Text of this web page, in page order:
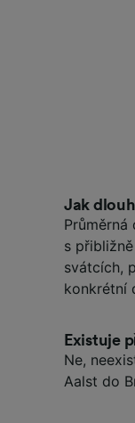
Jak
s
svátcích,
konkrétní
Existuje
Ne,
Aalst do